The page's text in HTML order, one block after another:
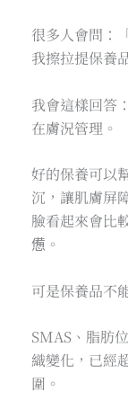
很多人會問：
我擦拉提保養
我會這樣回答
在膚況管理。
好的保養可以
沉，讓肌膚屏
臉看起來會比
憊。
可是保養品不
SMAS、脂肪
織變化，已經
圍。